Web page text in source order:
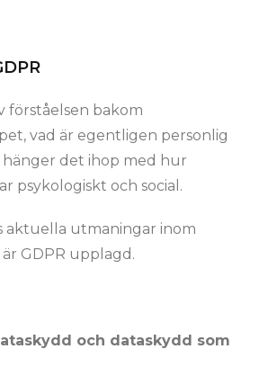
förståelsen bakom
vad är egentligen personlig
det ihop med hur
psykologiskt och social.
aktuella utmaningar inom
GDPR upplagd.
och dataskydd som